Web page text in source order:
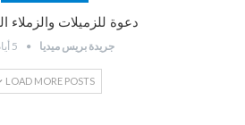
دعوة للزميلات والزملاء
جريدة بريس ميديا 5 أيام ago
LOAD MORE POSTS